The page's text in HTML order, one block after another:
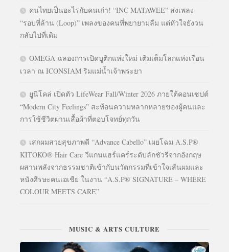
คนไทยเป็นอะไรกับคนเก่า! “INC MATAWEE” ส่งเพลง
“รอบที่ล้าน (Loop)” เพลงของคนที่พยายามลืม แต่หัวใจยังวน
กลับไปที่เดิม
OMEGA ฉลองการเปิดบูติกแห่งใหม่ เติมเต็มโลกแห่งเรือน
เวลา ณ ICONSIAM ริมแม่น้ำเจ้าพระยา
ยูนิโคล่ เปิดตัว LifeWear Fall/Winter 2026 ภายใต้คอนเซปต์
“Modern City Feelings” สะท้อนความหลากหลายของผู้คนและ
การใช้ชีวิตผ่านเสื้อผ้าที่ตอบโจทย์ทุกวัน
เสกผมสวยสุขภาพดี “Advance Cabello” เผยโฉม A.S.P®
KITOKO® Hair Care วีแกนแฮร์แคร์ระดับลักชัวรีจากอังกฤษ
ผสานพลังจากธรรมชาติเข้ากับนวัตกรรมที่เข้าใจเส้นผมและ
หนังศีรษะคนเอเชีย ในงาน “A.S.P® SIGNATURE – WHERE
COLOUR MEETS CARE”
MUSIC & ARTS CULTURE